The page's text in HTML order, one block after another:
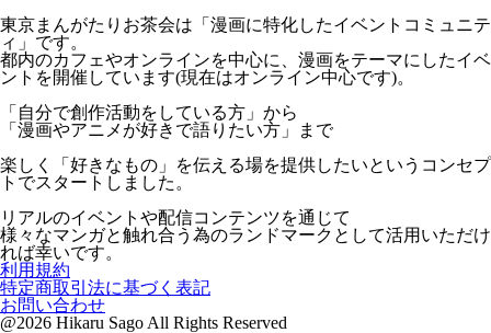
東京まんがたりお茶会は「漫画に特化したイベントコミュニテ
ィ」です。
都内のカフェやオンラインを中心に、漫画をテーマにしたイベ
ントを開催しています(現在はオンライン中心です)。
「自分で創作活動をしている方」から
「漫画やアニメが好きで語りたい方」まで
楽しく「好きなもの」を伝える場を提供したいというコンセプ
トでスタートしました。
リアルのイベントや配信コンテンツを通じて
様々なマンガと触れ合う為のランドマークとして活用いただけ
れば幸いです。
利用規約
特定商取引法に基づく表記
お問い合わせ
@2026 Hikaru Sago All Rights Reserved